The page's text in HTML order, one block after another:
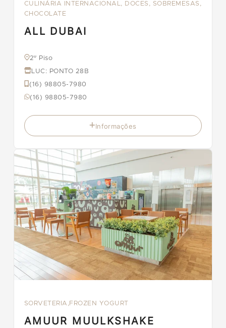
CULINÁRIA INTERNACIONAL, DOCES, SOBREMESAS,
CHOCOLATE
ALL DUBAI
2º Piso
LUC: PONTO 28B
(16) 98805-7980
(16) 98805-7980
Informações
SORVETERIA,FROZEN YOGURT
AMUUR MUULKSHAKE